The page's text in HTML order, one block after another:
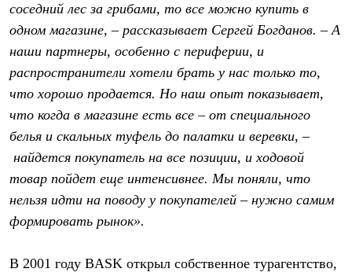
соседний лес за грибами, то все можно купить в
одном магазине, – рассказывает Сергей Богданов. – А
наши партнеры, особенно с периферии, и
распространители хотели брать у нас только то,
что хорошо продается. Но наш опыт показывает,
что когда в магазине есть все – от специального
белья и скальных туфель до палатки и веревки, –
найдется покупатель на все позиции, и ходовой
товар пойдет еще интенсивнее. Мы поняли, что
нельзя идти на поводу у покупателей – нужно самим
формировать рынок».
В 2001 году BASK открыл собственное турагентство,